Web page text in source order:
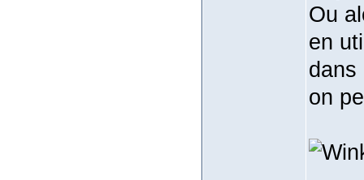
Ou
en
dans
on